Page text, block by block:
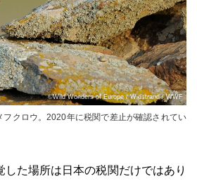
©Wild Wonders of Europe / Widstrand / WWF
フクロウ。2020年に税関で差止が確認されてい
した場所は日本の税関だけではあり